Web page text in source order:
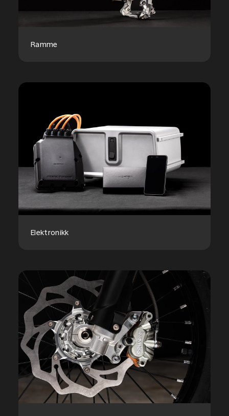
Ramme
Elektronikk